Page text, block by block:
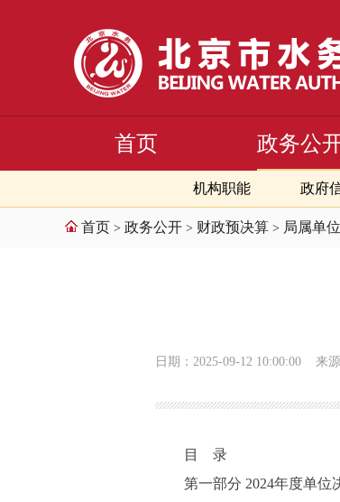
首页 政务公
机构职能 政府
首页 > 政务公开 > 财政预决算 > 局属单
日期：2025-09-12 10:00:00 来
目 录
第一部分 2024年度单位